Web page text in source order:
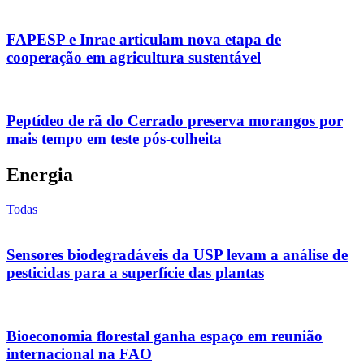
FAPESP e Inrae articulam nova etapa de
cooperação em agricultura sustentável
Peptídeo de rã do Cerrado preserva morangos por
mais tempo em teste pós-colheita
Energia
Todas
Sensores biodegradáveis da USP levam a análise de
pesticidas para a superfície das plantas
Bioeconomia florestal ganha espaço em reunião
internacional na FAO